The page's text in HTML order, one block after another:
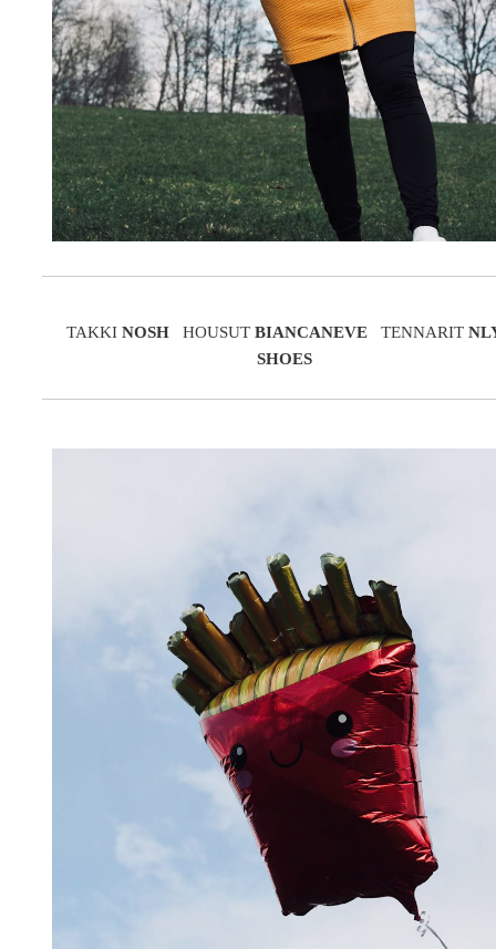
TAKKINOSH HOUSUTBIANCANEVE TENNARIT
SHOES